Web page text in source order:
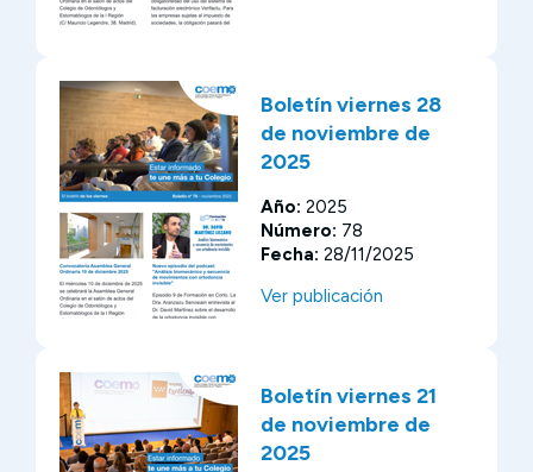
Boletín viernes 28
de noviembre de
2025
Año: 2025
Número: 78
Fecha: 28/11/2025
Ver publicación
Boletín viernes 21
de noviembre de
2025